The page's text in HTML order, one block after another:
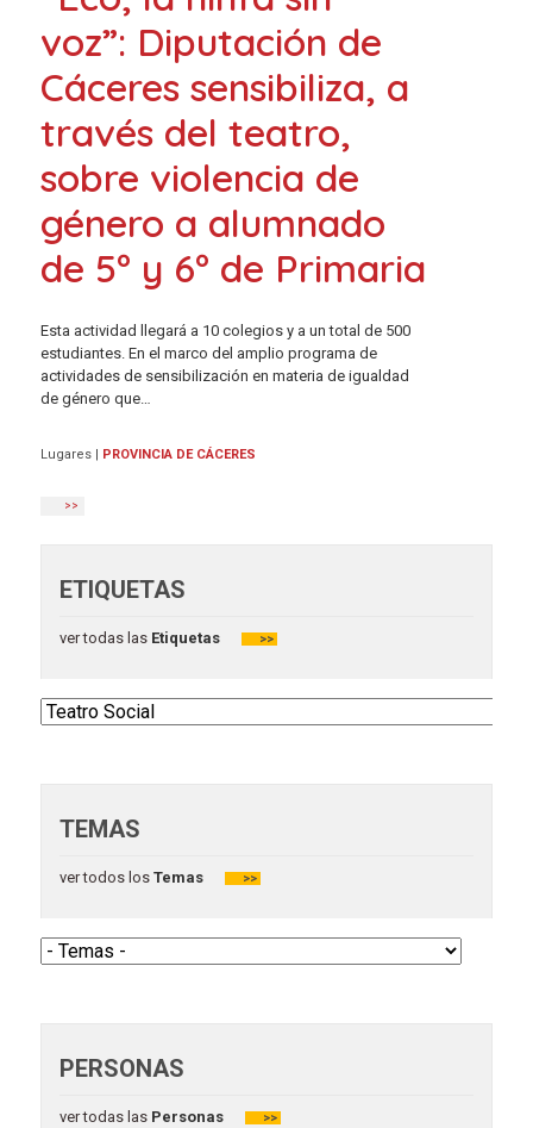
voz”: Diputación de
Cáceres sensibiliza, a
través del teatro,
sobre violencia de
género a alumnado
de 5º y 6º de Primaria
Esta actividad llegará a 10 colegios y a un total de 500
estudiantes. En el marco del amplio programa de
actividades de sensibilización en materia de igualdad
de género que…
Lugares PROVINCIA DE CÁCERES
>>
ETIQUETAS
ver todas las Etiquetas >>
TEMAS
ver todos losTemas >>
PERSONAS
ver todas lasPersonas >>